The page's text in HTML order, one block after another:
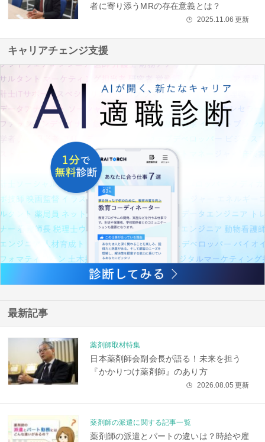
者に寄り添うMRの存在意義とは？
🕒 2025.11.06 更新
キャリアチェンジ支援
最新記事
薬剤師取材特集
日本薬剤師会副会長が語る！未来を担う
『かかりつけ薬剤師』のあり方
🕒 2026.08.05 更新
薬剤師の派遣に関する記事一覧
薬剤師の派遣とパートの違いは？時給や雇